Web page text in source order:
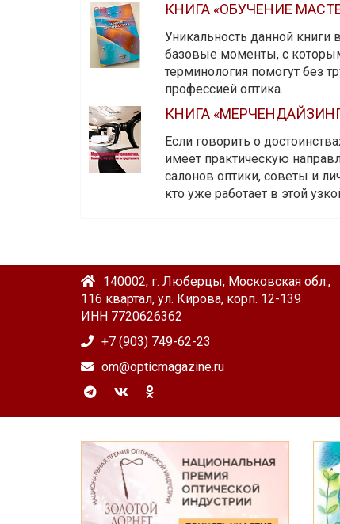
КНИГА «ОБУЧЕНИЕ
Уникальность данной книги
базовые моменты, с
терминология помогут без
профессией оптика.
КНИГА
Если говорить о
имеет практическую
салонов оптики, советы и
кто уже работает в этой
140002, г. Люберцы, Московская обл.,
116 квартал, ул. Кирова, корп. 12-139
ИНН 7720626362
+7 (903) 749-62-23
om@opticmagazine.ru